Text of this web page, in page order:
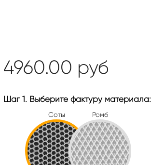
4960.00 руб
Шаг 1. Выберите фактуру материала:
Соты Ромб